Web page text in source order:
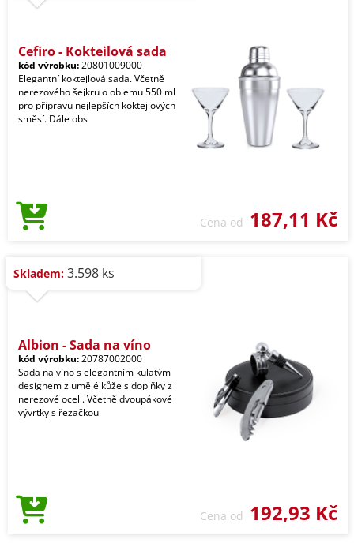
Cefiro - Koktejlová sada
kód výrobku:20801009000
Elegantní koktejlová sada. Včetně
nerezového šejkru o objemu 550 ml
pro přípravu nejlepších koktejlových
směsí. Dále obs
Cena od 187,11 Kč
Skladem: 3.598 ks
Albion - Sada na víno
kód výrobku:20787002000
Sada na víno s elegantním kulatým
designem z umělé kůže s doplňky z
nerezové oceli. Včetně dvoupákové
vývrtky s řezačkou
Cena od 192,93 Kč